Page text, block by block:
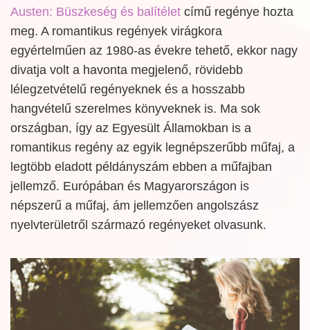
Austen: Büszkeség és balítélet című regénye hozta
meg. A romantikus regények virágkora
egyértelműen az 1980-as évekre tehető, ekkor nagy
divatja volt a havonta megjelenő, rövidebb
lélegzetvételű regényeknek és a hosszabb
hangvételű szerelmes könyveknek is. Ma sok
országban, így az Egyesült Államokban is a
romantikus regény az egyik legnépszerűbb műfaj, a
legtöbb eladott példányszám ebben a műfajban
jellemző. Európában és Magyarországon is
népszerű a műfaj, ám jellemzően angolszász
nyelvterületről származó regényeket olvasunk.